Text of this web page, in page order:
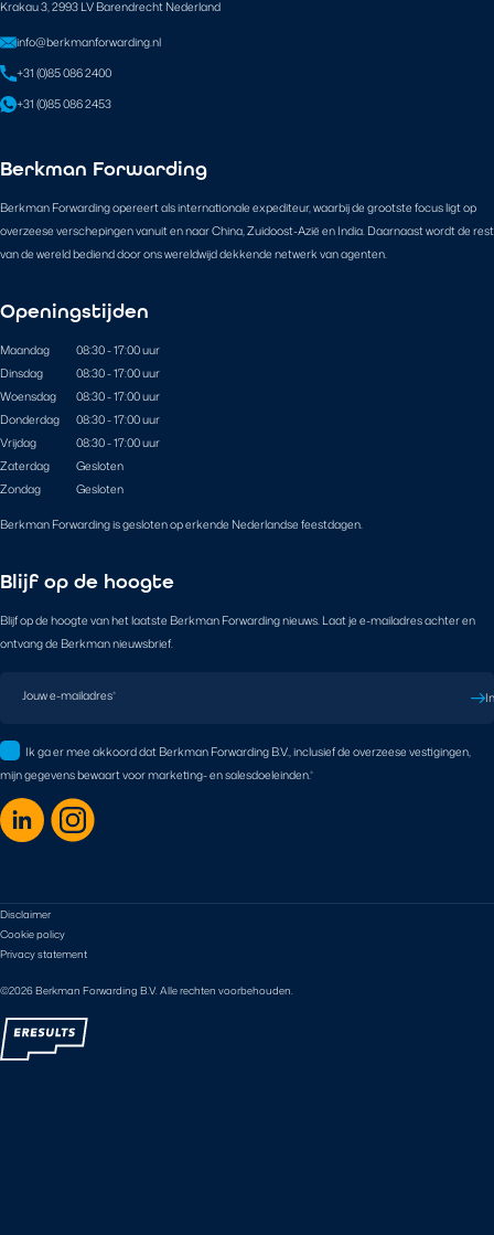
Krakau 3, 2993 LV Barendrecht Nederland
info@berkmanforwarding.nl
+31 (0)85 086 2400
+31 (0)85 086 2453
Berkman Forwarding
Berkman Forwarding opereert als internationale expediteur, waarbij de grootste focus ligt op
overzeese verschepingen vanuit en naar China, Zuidoost-Azië en India. Daarnaast wordt de rest
van de wereld bediend door ons wereldwijd dekkende netwerk van agenten.
Openingstijden
Maandag
08:30 - 17:00 uur
Dinsdag
08:30 - 17:00 uur
Woensdag
08:30 - 17:00 uur
Donderdag
08:30 - 17:00 uur
Vrijdag
08:30 - 17:00 uur
Zaterdag
Gesloten
Zondag
Gesloten
Berkman Forwarding is gesloten op erkende Nederlandse feestdagen.
Blijf op de hoogte
Blijf op de hoogte van het laatste Berkman Forwarding nieuws. Laat je e-mailadres achter en
ontvang de Berkman nieuwsbrief.
Jouw e-mailadres*
Ik ga er mee akkoord dat Berkman Forwarding B.V., inclusief de overzeese vestigingen,
mijn gegevens bewaart voor marketing- en salesdoeleinden.*
©2026 Berkman Forwarding B.V. Alle rechten voorbehouden.
Disclaimer
Cookie policy
Privacy statement